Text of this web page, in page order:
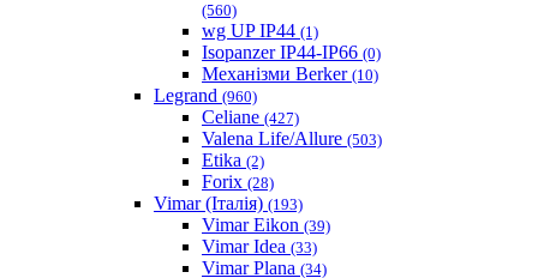
(560)
wg UP IP44 (1)
Isopanzer IP44-IP66 (0)
Механізми Berker (10)
Legrand (960)
Celiane (427)
Valena Life/Allure (503)
Etika (2)
Forix (28)
Vimar (Італія) (193)
Vimar Eikon (39)
Vimar Idea (33)
Vimar Plana (34)